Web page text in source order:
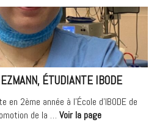
ÉTUDIANTE IBODE
en 2ème année à l’École d’IBODE de
de la … Voir la page« portrait